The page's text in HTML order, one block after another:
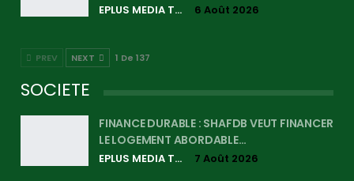
EPLUS MEDIA TV 6 Août 2026
PREV NEXT 1 De 137
SOCIETE
FINANCE DURABLE : SHAFDB VEUT FINANCER
LE LOGEMENT ABORDABLE…
EPLUS MEDIA TV 7 Août 2026